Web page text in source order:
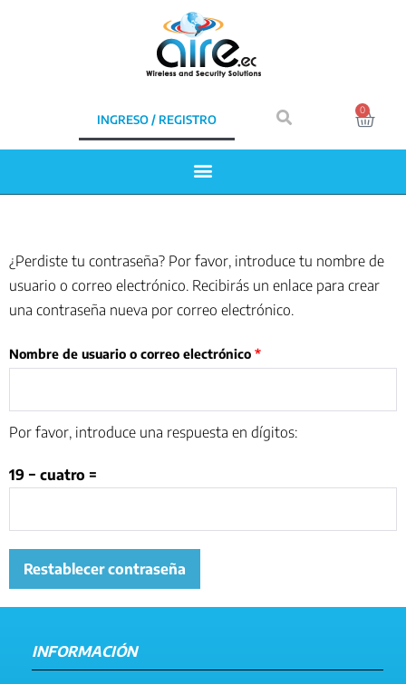
INGRESO / REGISTRO
0
¿Perdiste tu contraseña? Por favor, introduce tu nombre de
usuario o correo electrónico. Recibirás un enlace para crear
una contraseña nueva por correo electrónico.
Nombre de usuario o correo electrónico *
Por favor, introduce una respuesta en dígitos:
19 − cuatro =
Restablecer contraseña
INFORMACIÓN